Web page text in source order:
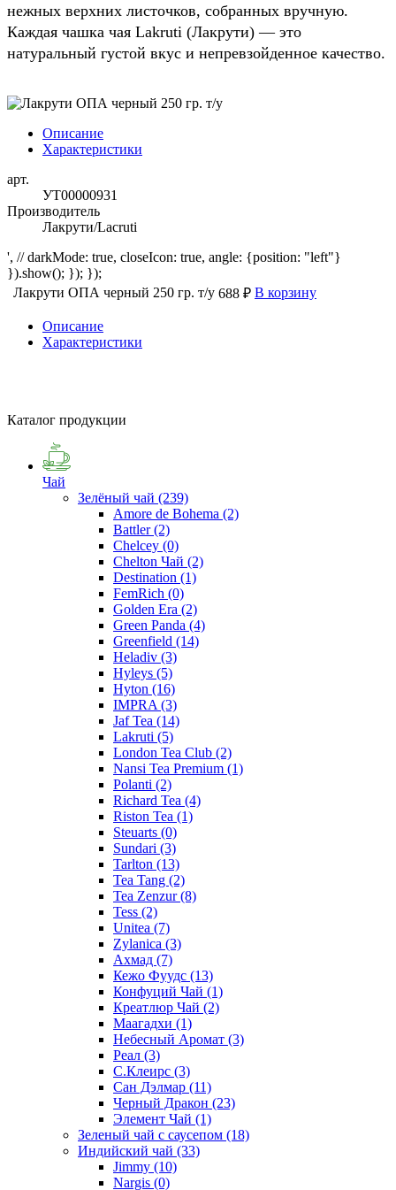
нежных верхних листочков, собранных вручную.
Каждая чашка чая Lakruti (Лакрути) — это
натуральный густой вкус и непревзойденное качество.
Описание
Характеристики
арт.
УТ00000931
Производитель
Лакрути/Lacruti
', // darkMode: true, closeIcon: true, angle: {position: "left"}
}).show(); }); });
Лакрути ОПА черный 250 гр. т/у 688 ₽ В корзину
Описание
Характеристики
Каталог продукции
Чай
Зелёный чай (239)
Amore de Bohema (2)
Battler(2)
Chelcey (0)
Chelton Чай (2)
Destination (1)
FemRich (0)
Golden Era (2)
Green Panda (4)
Greenfield (14)
Heladiv (3)
Hyleys (5)
Hyton (16)
IMPRA (3)
Jaf Tea (14)
Lakruti (5)
London Tea Club (2)
Nansi Tea Premium (1)
Polanti (2)
Richard Tea (4)
Riston Tea (1)
Steuarts (0)
Sundari (3)
Tarlton (13)
Tea Tang (2)
Tea Zenzur(8)
Tess (2)
Unitea (7)
Zylanica (3)
Ахмад (7)
Кежо Фуудс (13)
Конфуций Чай (1)
Креатлюр Чай (2)
Маагадхи (1)
Небесный Аромат (3)
Реал (3)
С.Клеирс (3)
Сан Дэлмар (11)
Черный Дракон (23)
Элемент Чай (1)
Зеленый чай с саусепом (18)
Индийский чай (33)
Jimmy (10)
Nargis (0)